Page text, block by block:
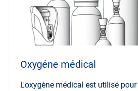
Oxygéne médical
L'oxygène médical est utilisé pour